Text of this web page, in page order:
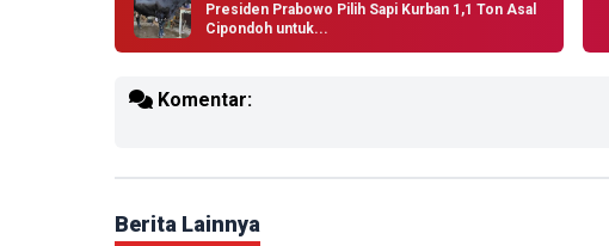
Presiden Prabowo Pilih Sapi Kurban 1,1 Ton Asal
Cipondoh untuk...
Komentar:
Berita Lainnya